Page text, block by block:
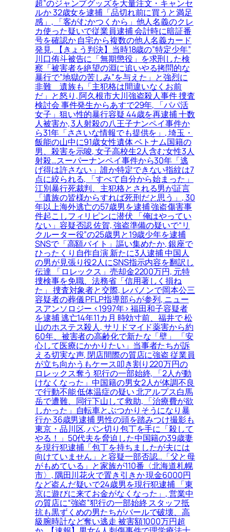
超”のジャンプグッズを大量注文・キャンセ
ルか 32歳女を逮捕「品切れ前に買うと満足
感」, 「客がむかつくから」他人名義のクレ
カ使った疑いで従業員逮捕 会計時に暗証番
号を確認か 自宅から複数の他人名義カード
発見, 【きょう判決】当時18歳の”特定少年”
川口侑斗被告に「無期懲役」を求刑した検
察「被害者を絶望の淵に追いやる拷問的な
暴行で”地獄の苦しみ”を与えた」と強烈に
非難＿遺族も「主犯格は間違いなくお前
だ」と怒り, 阿久根市大川強盗殺人事件 捜査
検討会 事件発生からあすで29年, 「パパ活
女子」狙い性的暴行容疑 44歳を再逮捕 十数
人被害か, 3人射殺の八王子ナンペイ事件か
ら31年「ささいな情報でも提供を」, 埼玉・
飯能の山中に91歳女性遺体 ベトナム国籍の
男、殺害を示唆, 女子高校生2人含む女性3人
射殺…スーパーナンペイ事件から30年「逃
げ得は許さない」誰か特定できない指紋は7
点に絞られる, 「すべて自分から始まった」
江別暴行死裁判、主犯格とされる男が証言
「遺族の皆様からすれば死刑だと思う」, 30
年以上海外逃亡の57歳男を逮捕 強盗傷害事
件起こしフィリピンに潜伏 「俺はやってい
ない」容疑否認 佐賀, 強盗準備の疑いで“リ
クルーター役”の25歳男と19歳少年を逮捕
SNSで「高額バイト」謳い集めたか, 銀座で
ひったくり自作自演 新たに3人逮捕 中国人
の男が見張り役2人にSNS指示内容を翻訳し
伝達 「ロレックス」売却金2200万円, 元特
捜検事を免職、法務省「信用著しく損ね
た」 捜査対象者と交際, レバノンで岡本公三
容疑者の葬儀 PFLP指導部らが参列, ニュー
スアンソロジー <1997年> 福田和子容疑者
を逮捕 逃亡14年11カ月 時効寸前、福井で 松
山のホステス殺人, サリドマイド薬害から約
60年、被害者の高齢化で新たな「壁」 「安
心して医療にかかりたい」当事者たちが訴
える切実な声, 閉店間際の質店に強盗 従業員
が立ち向かうもケース叩き割り220万円の
ロレックス奪う 犯行の一部始終, 「2人が動
けなくなった」中国籍の男女2人が体調不良
で行動不能 低体温症の疑い 北アルプス白馬
岳で遭難、同行下山して救助, 「治療費が欲
しかった」自転車とぶつかりそうになり暴
行か 36歳男逮捕 男性の頭を踏みつけ撮影も
東京・品川区, パン切り包丁を手に「殺して
やる！」50代夫を脅迫した中国籍の39歳妻
を現行犯逮捕「包丁を持ちましたが夫には
向けていません」と容疑一部否認…「父と母
がもめている」と家族が110番〈北海道札幌
市〉, 隅田川花火で置き引きか 現金6000円
など盗んだ疑いで24歳男を現行犯逮捕 「東
京に遊びに来てお金がなくなった」, 営業中
の質店に“強盗”犯行の一部始終 スタッフ抵
抗も黒ずくめの男たちがバールで破壊、高
級腕時計など奪い逃走 被害額1000万円超